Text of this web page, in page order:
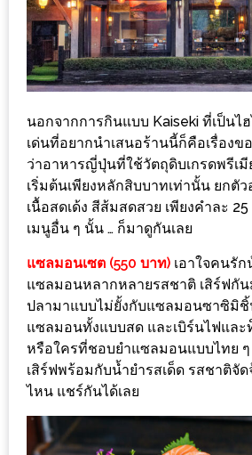
ท่าแพ
เชียงใหม่
CART
CHECKOUT
DRAFT
–
บาร์บีคิว
เหนือ
กับ
สลัด
หนุ่ม
บ้านนา
เมนู
เด็ด
นอกจากการกินแบบ Kaiseki ที่เป็นไ
เด่นที่อยากนำเสนอร้านนี้ก็คือเรื่องข
ว่าอาหารญี่ปุ่นที่ใช้วัตถุดิบเกรดพรีเ
เริ่มต้นเพียงหลักสิบบาทเท่านั้น ยกตั
เนื้อสดเด้ง สีส้มสดสวย เพียงคำละ
เมนูอื่น ๆ นั้น … ก็มาดูกันเลย
แซลมอนเซต (550 บาท) เอาใจคนรั
แซลมอนหลากหลายรสชาติ เสิร์ฟกั
ปลามาแบบไม่ยั้งกับแซลมอนซาซิมิ
แซลมอนทั้งแบบสด และเบิร์นไฟและ
หรือใครที่ชอบยำแซลมอนแบบไทย
เสิร์ฟพร้อมกับน้ำยำรสเด็ด รสชาติจั
ไหน แชร์กันได้เลย